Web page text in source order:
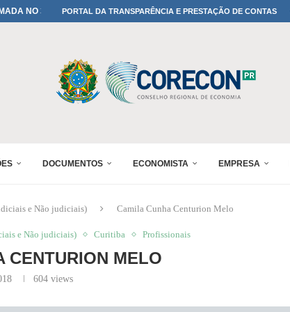
PARANÁ DEFINE SUAS...
PORTAL DA TRANSPARÊNCIA E PRESTAÇÃO DE CONTAS
DOCUMENTOS ECONOMISTA EMPRESA
e Não judiciais) Camila Cunha Centurion Melo
e Não judiciais) Curitiba Profissionais
CENTURION MELO
604views